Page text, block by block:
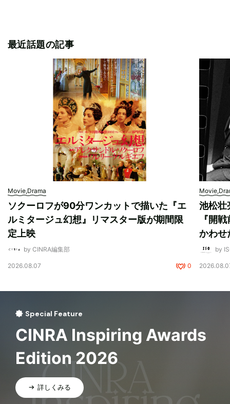
最近話題の記事
Movie,Drama
ソクーロフが90分ワンカットで描いた『エ
ルミタージュ幻想』リマスター版が期間限
定上映
by CINRA編集部
2026.08.07 0
池松壮
『開
かわせ
by
Special Feature
CINRA Inspiring Awards
Edition 2026
詳しくみる